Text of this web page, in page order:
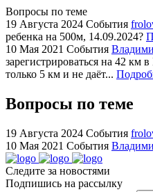
replica
bvlgari
watches
+maserati
online
cheap
https://
hilarity
exceptional
method.
Вопросы по теме
19 Августа 2024 События
ребенка на 500м, 14.09.2024?
10 Мая 2021 События
зарегистрироваться на 42 км
только 5 км и не даёт...
Вопросы по теме
19 Августа 2024 События
10 Мая 2021 События
Следите за новостями
Подпишись на рассылку